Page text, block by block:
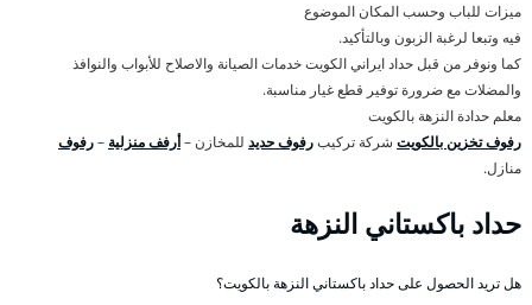
ميزات للباب وحسب المكان الموضوع
فيه وتبعا لرغبة الزبون وبالتأكيد.
كما ونوفر من قبل حداد ايراني الكويت خدمات الصيانة والاصلاح للأبواب والنوافذ
والمضلات مع ضرورة توفير قطع غيار مناسبة.
معلم حدادة النزهة بالكويت
رفوف تخزين بالكويت شركة تركيبرفوف حديد للمخازن –أرفف منزلية –رفوف
منازل.
حداد باكستاني النزهة
هل تريد الحصول على حداد باكستاني النزهة بالكويت؟